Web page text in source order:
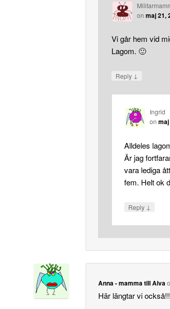
on maj 21,
Vi går hem vid
Lagom. 🙂
Reply ↓
Ingrid
on
Alldeles
Är jag
vara lediga
fem. Helt ok
Reply ↓
Anna - mamma till Alva
Här längtar vi också!!!